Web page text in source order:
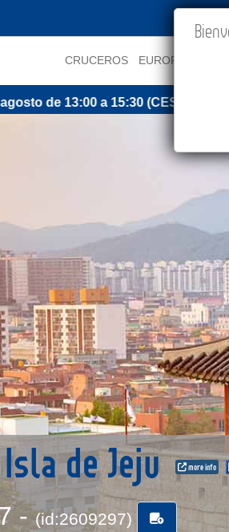
CRUCEROS EUROPA
a 15:30 (CEST/Madrid).
de Jeju more info
-(id:2609297)